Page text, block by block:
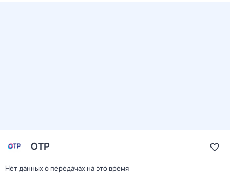
ОТР
Нет данных о передачах на это время